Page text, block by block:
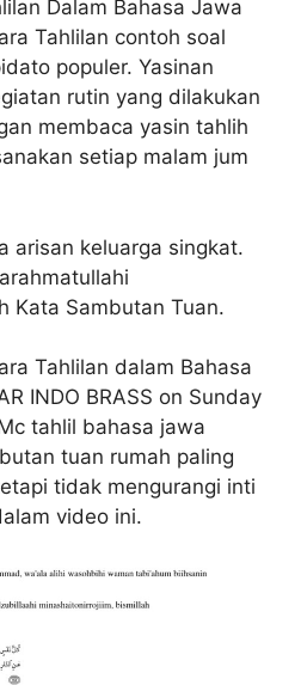
Dalam Bahasa Jawa
Tahlilan contoh soal
populer. Yasinan
rutin yang dilakukan
membaca yasin tahlih
setiap malam jum
arisan keluarga singkat.
Kata Sambutan Tuan.
Tahlilan dalam Bahasa
INDO BRASS on Sunday
tahlil bahasa jawa
tuan rumah paling
tidak mengurangi inti
video ini.